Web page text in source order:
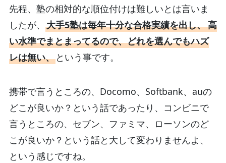
先程、塾の相対的な順位付けは難しいとは言いま
したが、 大手5塾は毎年十分な合格実績を出し、高
い水準でまとまってるので、どれを選んでもハズ
レは無い、という事です。
携帯で言うところの、Docomo、Softbank、auの
どこが良いか？という話であったり、コンビニで
言うところの、セブン、ファミマ、ローソンのど
こが良いか？という話と大して変わりませんよ、
という感じですね。